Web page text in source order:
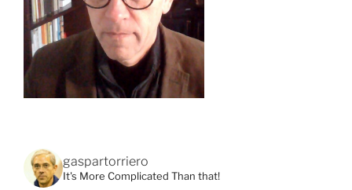
gaspartorriero
It's More Complicated Than that!